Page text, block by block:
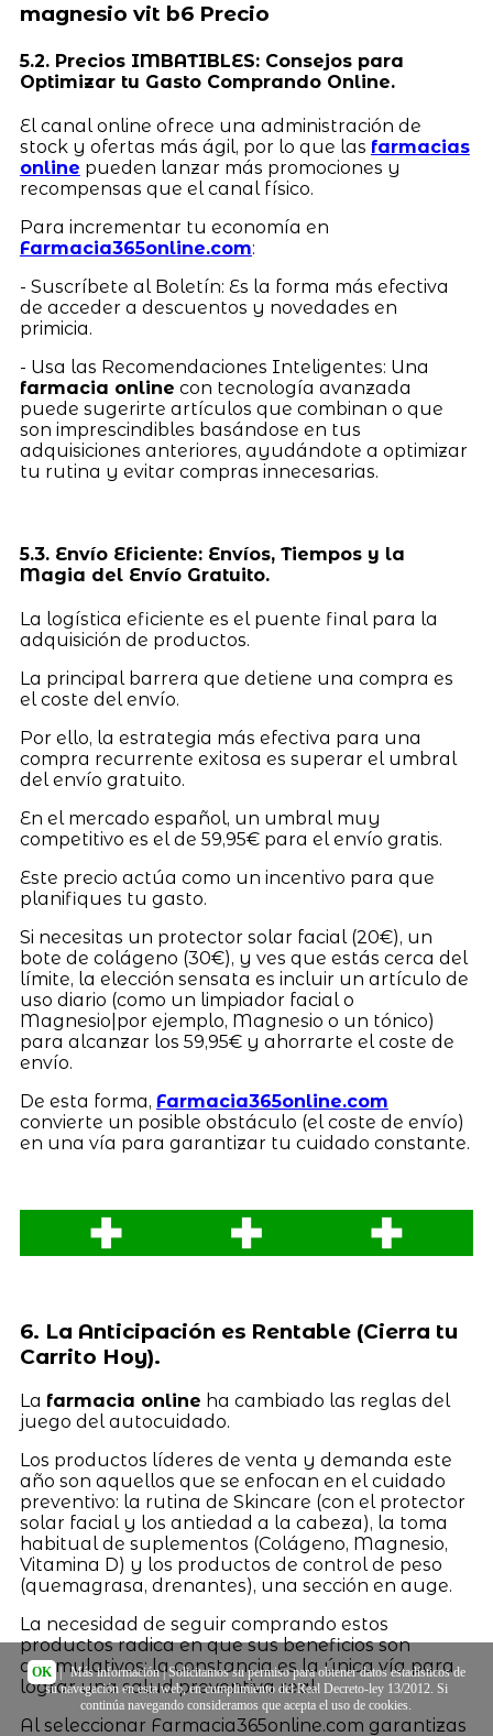
magnesio vit b6 Precio
5.2. Precios IMBATIBLES: Consejos para
Optimizar tu Gasto Comprando Online.
El canal online ofrece una administración de
stock y ofertas más ágil, por lo que las farmacias
online pueden lanzar más promociones y
recompensas que el canal físico.
Para incrementar tu economía en
Farmacia365online.com:
- Suscríbete al Boletín: Es la forma más efectiva
de acceder a descuentos y novedades en
primicia.
- Usa las Recomendaciones Inteligentes: Una
farmacia online con tecnología avanzada
puede sugerirte artículos que combinan o que
son imprescindibles basándose en tus
adquisiciones anteriores, ayudándote a optimizar
tu rutina y evitar compras innecesarias.
5.3. Envío Eficiente: Envíos, Tiempos y la
Magia del Envío Gratuito.
La logística eficiente es el puente final para la
adquisición de productos.
La principal barrera que detiene una compra es
el coste del envío.
Por ello, la estrategia más efectiva para una
compra recurrente exitosa es superar el umbral
del envío gratuito.
En el mercado español, un umbral muy
competitivo es el de 59,95€ para el envío gratis.
Este precio actúa como un incentivo para que
planifiques tu gasto.
Si necesitas un protector solar facial (20€), un
bote de colágeno (30€), y ves que estás cerca del
límite, la elección sensata es incluir un artículo de
uso diario (como un limpiador facial o
Magnesio|por ejemplo, Magnesio o un tónico)
para alcanzar los 59,95€ y ahorrarte el coste de
envío.
De esta forma, Farmacia365online.com
convierte un posible obstáculo (el coste de envío)
en una vía para garantizar tu cuidado constante.
6. La Anticipación es Rentable (Cierra tu
Carrito Hoy).
La farmacia online ha cambiado las reglas del
juego del autocuidado.
Los productos líderes de venta y demanda este
año son aquellos que se enfocan en el cuidado
preventivo: la rutina de Skincare (con el protector
solar facial y los antiedad a la cabeza), la toma
habitual de suplementos (Colágeno, Magnesio,
Vitamina D) y los productos de control de peso
(quemagrasa, drenantes), una sección en auge.
La necesidad de seguir comprando estos
productos radica en que sus beneficios son
acumulativos; la constancia es la única vía para
lograr una salud preventiva real.
Al seleccionar Farmacia365online.com garantizas
OK | Más información| Solicitamos su permiso para obtener datos estadísticos de
su navegación en esta web, en cumplimiento del Real Decreto-ley 13/2012. Si
continúa navegando consideramos que acepta el uso de cookies.